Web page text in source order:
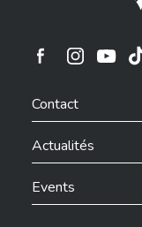
Ville de
Contact
Actualités
Events